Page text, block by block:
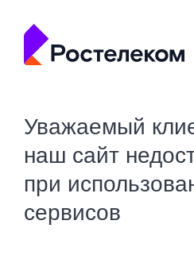
Уважаемый
наш сайт
при
сервисов